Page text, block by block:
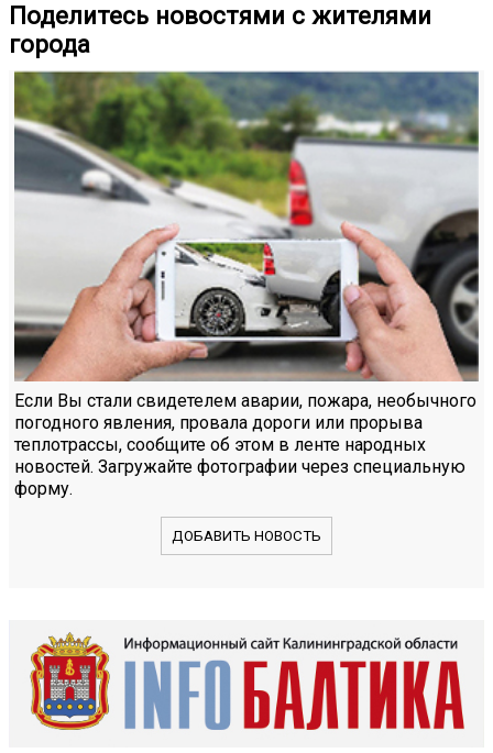
Поделитесь новостями с жителями
города
Если Вы стали свидетелем аварии, пожара, необычного
погодного явления, провала дороги или прорыва
теплотрассы, сообщите об этом в ленте народных
новостей. Загружайте фотографии через специальную
форму.
ДОБАВИТЬ НОВОСТЬ